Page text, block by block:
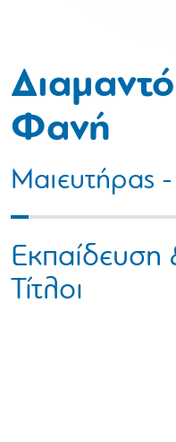
Φανή
Μαιευτήρας -
Εκπαίδευση
Τίτλοι